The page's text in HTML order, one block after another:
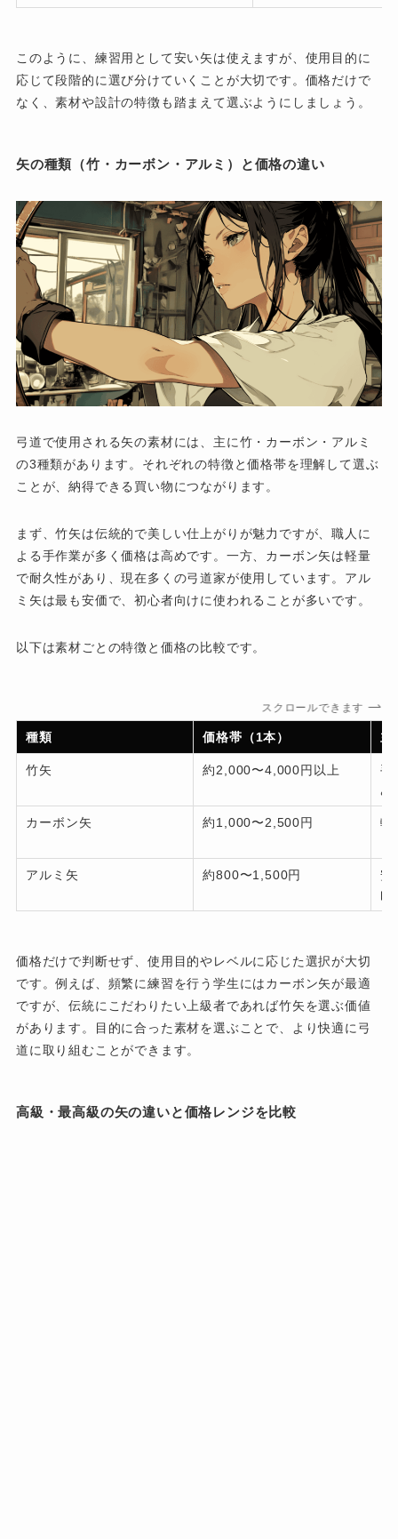
このように、練習用として安い矢は使えますが、使用目的に
応じて段階的に選び分けていくことが大切です。価格だけで
なく、素材や設計の特徴も踏まえて選ぶようにしましょう。
矢の種類（竹・カーボン・アルミ）と価格の違い
弓道で使用される矢の素材には、主に竹・カーボン・アルミ
の3種類があります。それぞれの特徴と価格帯を理解して選ぶ
ことが、納得できる買い物につながります。
まず、竹矢は伝統的で美しい仕上がりが魅力ですが、職人に
よる手作業が多く価格は高めです。一方、カーボン矢は軽量
で耐久性があり、現在多くの弓道家が使用しています。アル
ミ矢は最も安価で、初心者向けに使われることが多いです。
以下は素材ごとの特徴と価格の比較です。
スクロールできます
種類 価格帯（1本） 主
竹矢 約2,000〜4,000円以上
手
あ
カーボン矢 約1,000〜2,500円
軽
アルミ矢 約800〜1,500円
安
曲
価格だけで判断せず、使用目的やレベルに応じた選択が大切
です。例えば、頻繁に練習を行う学生にはカーボン矢が最適
ですが、伝統にこだわりたい上級者であれば竹矢を選ぶ価値
があります。目的に合った素材を選ぶことで、より快適に弓
道に取り組むことができます。
高級・最高級の矢の違いと価格レンジを比較